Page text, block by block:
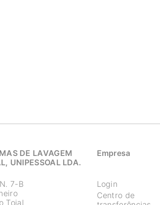
DE LAVAGEM
UNIPESSOAL LDA.
7-B
Tojal
Empresa
Login
Centro de